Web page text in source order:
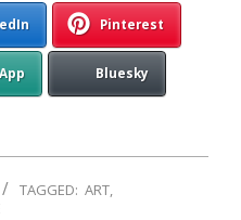
Pinterest
Bluesky
TAGGED: ART,